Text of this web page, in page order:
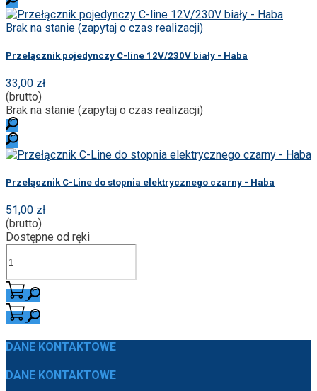
Brak na stanie (zapytaj o czas realizacji)
Przełącznik pojedynczy C-line 12V/230V biały - Haba
33,00 zł
(brutto)
Brak na stanie (zapytaj o czas realizacji)
Przełącznik C-Line do stopnia elektrycznego czarny - Haba
51,00 zł
(brutto)
Dostępne od ręki
DANE KONTAKTOWE
DANE KONTAKTOWE